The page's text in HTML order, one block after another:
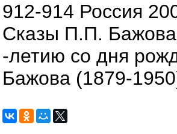
912-914 Россия
Сказы П.П.
-летию со дня
Бажова (1879-